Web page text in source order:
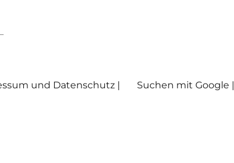
und Datenschutz | Suchen mit Google |